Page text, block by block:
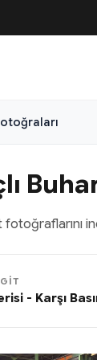
fotoğraflarını
- Karşı